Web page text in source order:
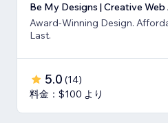
Be My Designs | Creative
Award-Winning Design.
Last.
5.0 (14)
料金：$100 より